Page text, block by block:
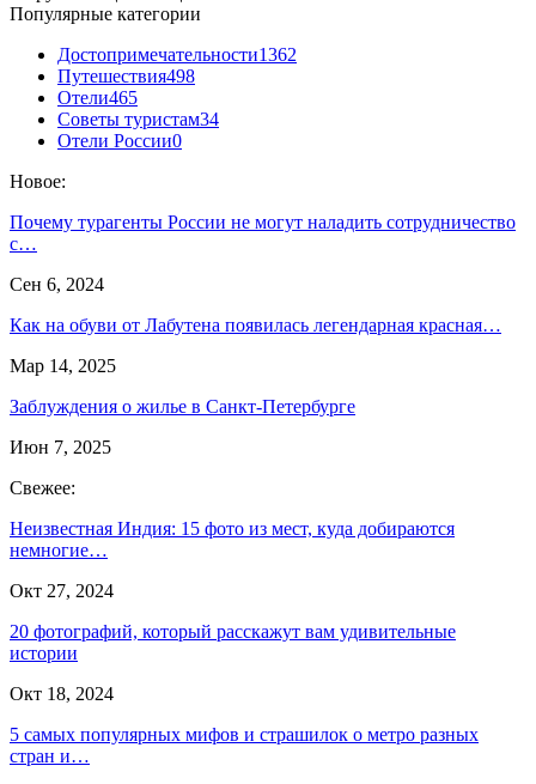
Популярные категории
Достопримечательности1362
Путешествия498
Отели465
Советы туристам34
Отели России0
Новое:
Почему турагенты России не могут наладить сотрудничество
с…
Сен 6, 2024
Как на обуви от Лабутена появилась легендарная красная…
Мар 14, 2025
Заблуждения о жилье в Санкт-Петербурге
Июн 7, 2025
Свежее:
Неизвестная Индия: 15 фото из мест, куда добираются
немногие…
Окт 27, 2024
20 фотографий, который расскажут вам удивительные
истории
Окт 18, 2024
5 самых популярных мифов и страшилок о метро разных
стран и…